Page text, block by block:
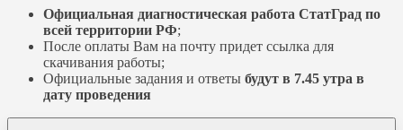
Официальная диагностическая работа СтатГрад по
всей территории РФ;
После оплаты Вам на почту придет ссылка для
скачивания работы;
Официальные задания и ответы будут в 7.45 утра в
дату проведения